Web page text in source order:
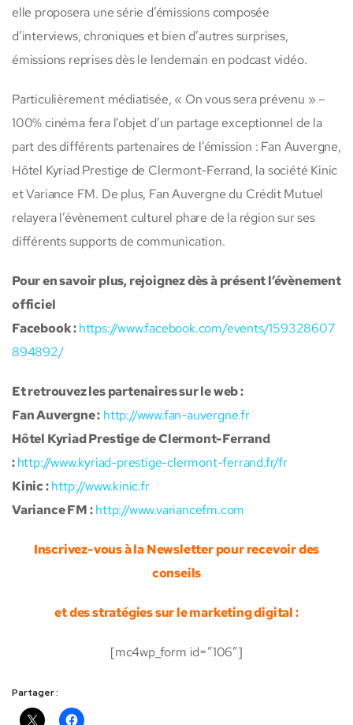
elle proposera une série d’émissions composée
d’interviews, chroniques et bien d’autres surprises,
émissions reprises dès le lendemain en podcast vidéo.
Particulièrement médiatisée, « On vous sera prévenu » –
100% cinéma fera l’objet d’un partage exceptionnel de la
part des différents partenaires de l’émission : Fan Auvergne,
Hôtel Kyriad Prestige de Clermont-Ferrand, la société Kinic
et Variance FM. De plus, Fan Auvergne du Crédit Mutuel
relayera l’évènement culturel phare de la région sur ses
différents supports de communication.
Pour en savoir plus, rejoignez dès à présent l’évènement
officiel
Facebook :https://www.facebook.com/events/159328607
894892/
Et retrouvez les partenaires sur le web :
Fan Auvergne : http://www.fan-auvergne.fr
Hôtel Kyriad Prestige de Clermont-Ferrand
:http://www.kyriad-prestige-clermont-ferrand.fr/fr
Kinic : http://www.kinic.fr
Variance FM : http://www.variancefm.com
Inscrivez-vous à la Newsletter pour recevoir des
conseils
et des stratégies sur le marketing digital :
[mc4wp_form id=”106″]
Partager :